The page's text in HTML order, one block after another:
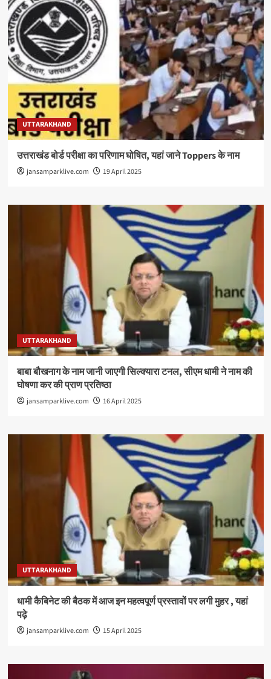
UTTARAKHAND
उत्तराखंड बोर्ड परीक्षा का परिणाम घोषित, यहां जाने Toppers के नाम
jansamparklive.com 19 April 2025
UTTARAKHAND
बाबा बौखनाग के नाम जानी जाएगी सिल्क्यारा टनल, सीएम धामी ने नाम की
घोषणा कर की प्राण प्रतिष्ठा
jansamparklive.com 16 April 2025
UTTARAKHAND
धामी कैबिनेट की बैठक में आज इन महत्वपूर्ण प्रस्तावों पर लगी मुहर , यहां
पढ़े
jansamparklive.com 15 April 2025